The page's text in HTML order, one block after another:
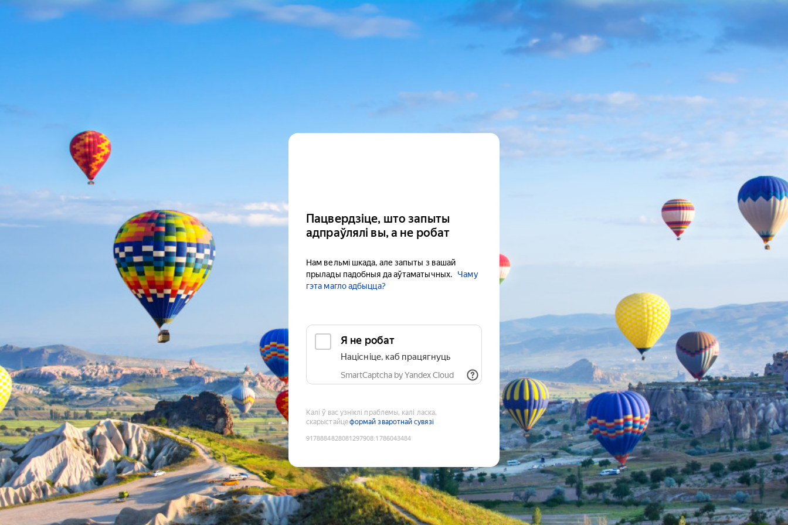
Пацвердзіце, што запыты
адпраўлялі вы, а не робат
Нам вельмі шкада, але запыты з вашай
прылады падобныя да аўтаматычных.
Чаму
гэта магло адбыцца?
Я не робат
Націсніце, каб працягнуць
SmartCaptcha by Yandex Cloud
Калі ў вас узніклі праблемы, калі ласка,
скарыстайцеформай зваротнай сувязі
9178884828081297908:1786043484